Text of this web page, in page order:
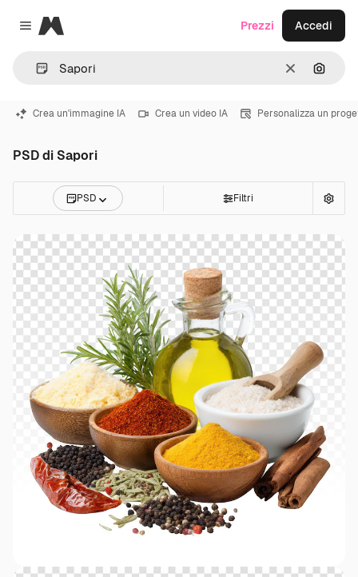
Close menu
Magnific
CancellaCerca
Prezzi Accedi
Crea un'immagine IA Crea un video IA Personalizza un
PSD di Sapori
PSD Filtri